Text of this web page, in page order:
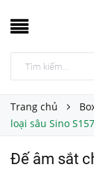
Trang chủ
loại sâu Sino
Đế âm sắt